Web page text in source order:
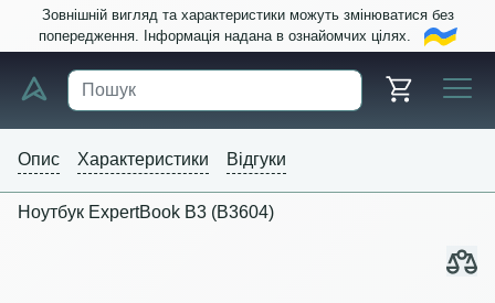
Зовнішній вигляд та характеристики можуть змінюватися без
попередження. Інформація надана в ознайомчих цілях.
Опис Характеристики Відгуки
Ноутбук ExpertBook B3 (B3604)